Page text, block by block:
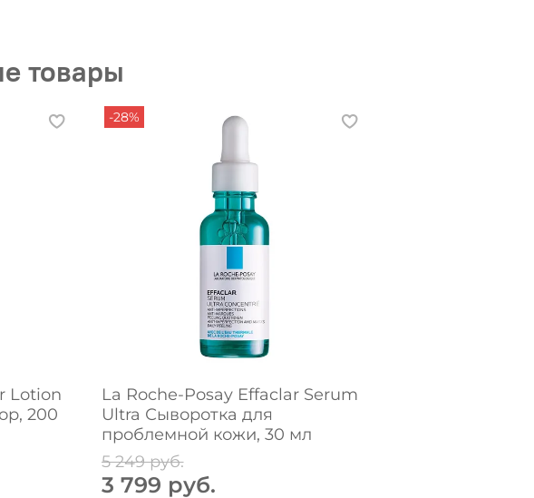
товары
Lotion
200
-28%
La Roche-Posay Effaclar Serum
Ultra Сыворотка для
проблемной кожи, 30 мл
5 249 руб.
3 799 руб.